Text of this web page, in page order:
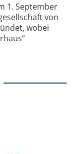
1. September
von
wobei